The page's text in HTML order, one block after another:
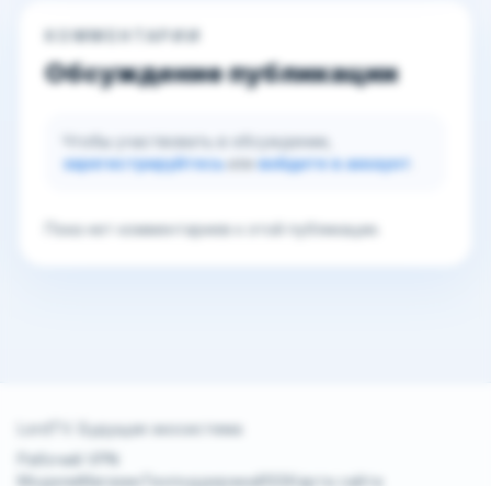
КОММЕНТАРИИ
Обсуждение публикации
Чтобы участвовать в обсуждении,
зарегистрируйтесьиливойдите в аккаунт
Пока нет комментариев к этой публикации.
LordTV. Будущая экосистема
Рабочий VPN
МоделиМагазин ТехподдержкаRSS Карта сайта